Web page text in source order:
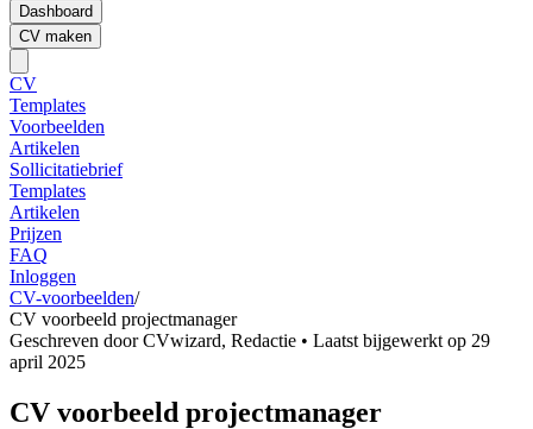
Dashboard
CV maken
CV
Templates
Voorbeelden
Artikelen
Sollicitatiebrief
Templates
Artikelen
Prijzen
FAQ
Inloggen
CV-voorbeelden/
CV voorbeeld projectmanager
Geschreven doorCVwizard, Redactie • Laatst bijgewerkt op 29
april 2025
CV voorbeeld projectmanager